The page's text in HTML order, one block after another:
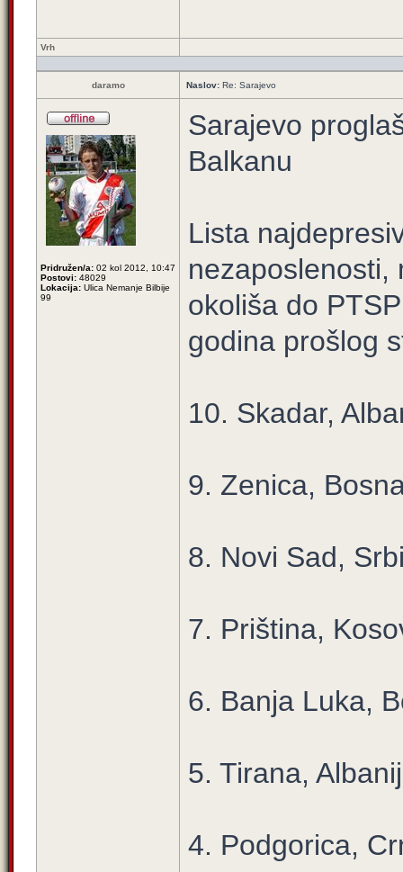
Vrh
daramo Naslov: Re: Sarajevo
Pridružen/a: 02 kol 2012, 10:47
Postovi: 48029
Lokacija: Ulica Nemanje Bilbije
99
Sarajevo
Balkanu
Lista
nezaposlenosti,
okoliša do
godina prošlog
10. Skadar,
9. Zenica,
8. Novi Sad,
7. Priština,
6. Banja Luka,
5. Tirana,
4. Podgorica,